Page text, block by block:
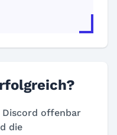
Discord offenbar
die